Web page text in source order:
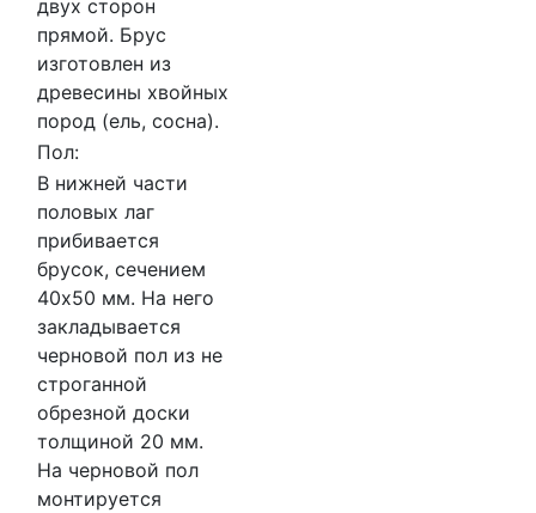
двух сторон
прямой. Брус
изготовлен из
древесины хвойных
пород (ель, сосна).
Пол:
В нижней части
половых лаг
прибивается
брусок, сечением
40х50 мм. На него
закладывается
черновой пол из не
строганной
обрезной доски
толщиной 20 мм.
На черновой пол
монтируется